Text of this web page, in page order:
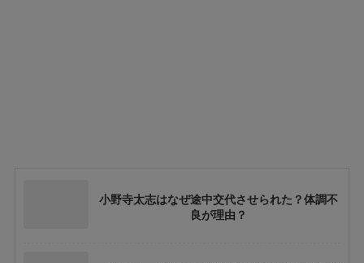
小野寺太志はなぜ途中交代させられた？体調不
良が理由？